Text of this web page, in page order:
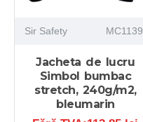
Sir Safety MC1139
Jacheta de lucru
Simbol bumbac
stretch, 240g/m2,
bleumarin